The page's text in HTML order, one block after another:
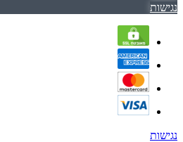
נגישות
נגישות